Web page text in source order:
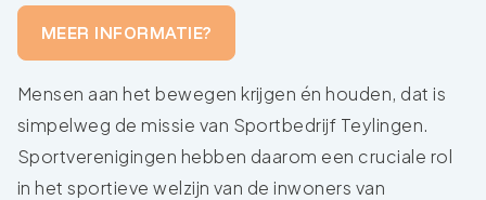
MEER INFORMATIE?
Mensen aan het bewegen krijgen én houden, dat is
simpelweg de missie van Sportbedrijf Teylingen.
Sportverenigingen hebben daarom een cruciale rol
in het sportieve welzijn van de inwoners van